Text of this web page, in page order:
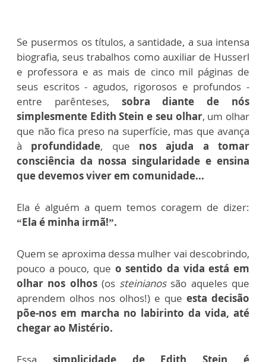
Se pusermos os títulos, a santidade, a sua intensa
biografia, seus trabalhos como auxiliar de Husserl
e professora e as mais de cinco mil páginas de
seus escritos - agudos, rigorosos e profundos -
entre parênteses, sobra diante de nós
simplesmente Edith Stein e seu olhar, um olhar
que não fica preso na superfície, mas que avança
à profundidade, que nos ajuda a tomar
consciência da nossa singularidade e ensina
que devemos viver em comunidade...
Ela é alguém a quem temos coragem de dizer:
“Ela é minha irmã!”.
Quem se aproxima dessa mulher vai descobrindo,
pouco a pouco, que o sentido da vida está em
olhar nos olhos(os steinianossão aqueles que
aprendem olhos nos olhos!) e que esta decisão
põe-nos em marcha no labirinto da vida, até
chegar ao Mistério.
Essa simplicidade de Edith Stein é